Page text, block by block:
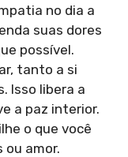
no dia a
suas dores
possível.
tanto a si
Isso libera a
a paz interior.
o que você
ou amor.